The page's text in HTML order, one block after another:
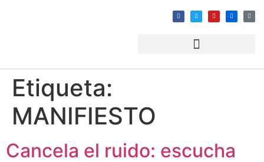
Etiqueta:
MANIFIESTO
Cancela el ruido: escucha